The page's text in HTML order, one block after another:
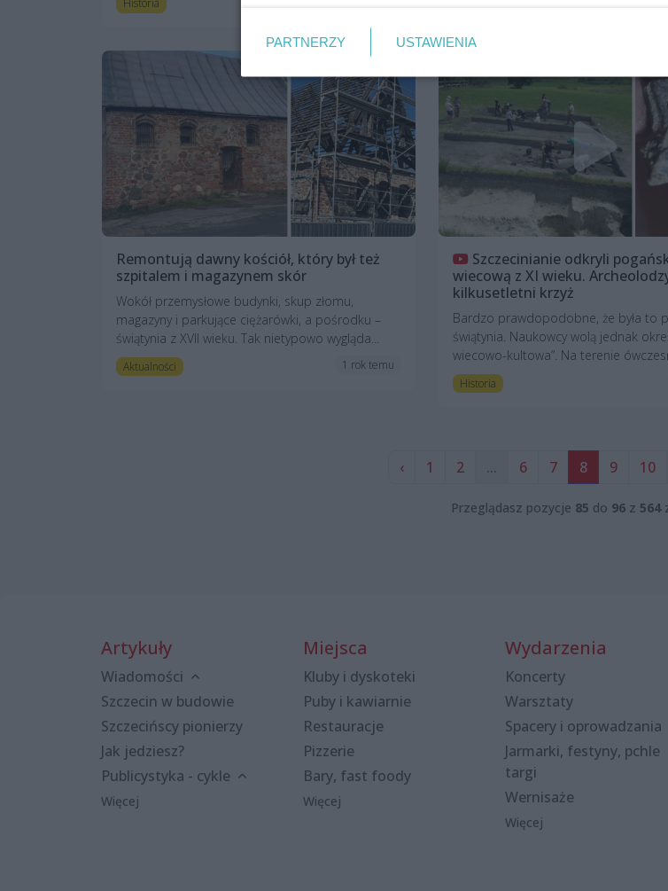
Historia
Remontują dawny kościół, który był też
szpitalem i magazynem skór
Wokół przemysłowe budynki, skup złomu,
magazyny i parkujące ciężarówki, a pośrodku –
świątynia z XVII wieku. Tak nietypowo wygląda...
Aktualności 1 rok temu
Szczecinianie odkryli
wiecową z XI wieku.
kilkusetletni krzyż
Bardzo prawdopodobne, że była to
świątynia. Naukowcy wolą jednak
wiecowo-kultowa”. Na terenie
Historia
‹ 1 2 ... 6 7 8 9 10
Przeglądasz pozycje 85 do 96 z 564
Artykuły
Wiadomości
Szczecin w budowie
Szczecińscy pionierzy
Jak jedziesz?
Publicystyka - cykle
Więcej
Miejsca
Kluby i dyskoteki
Puby i kawiarnie
Restauracje
Pizzerie
Bary, fast foody
Więcej
Wydarzenia
Koncerty
Warsztaty
Spacery i oprowadzania
Jarmarki, festyny, pchle
targi
Wernisaże
Więcej
PARTNERZY USTAWIENIA